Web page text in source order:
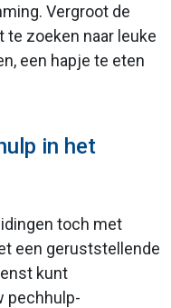
Vergroot de
zoeken naar leuke
een hapje te eten
in het
toch met
een geruststellende
kunt
pechhulp-